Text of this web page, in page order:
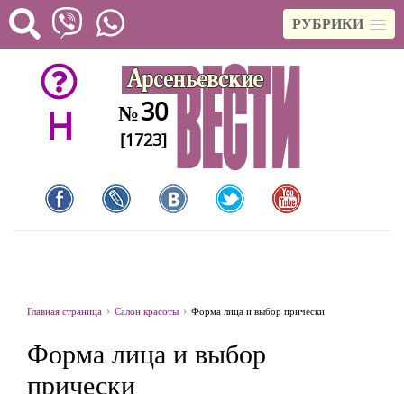
РУБРИКИ
H №30
[1723]
Главная страница Салон красоты Форма лица и выбор прически
Форма лица и выбор
прически